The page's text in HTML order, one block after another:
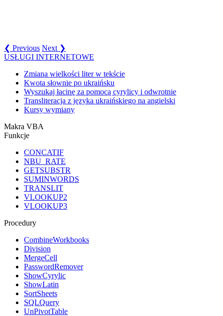
❮ Previous Next ❯
USŁUGI INTERNETOWE
Zmiana wielkości liter w tekście
Kwota słownie po ukraińsku
Wyszukaj łacinę za pomocą cyrylicy i odwrotnie
Transliteracja z języka ukraińskiego na angielski
Kursy wymiany
Makra VBA
Funkcje
CONCATIF
NBU_RATE
GETSUBSTR
SUMINWORDS
TRANSLIT
VLOOKUP2
VLOOKUP3
Procedury
CombineWorkbooks
Division
MergeCell
PasswordRemover
ShowCyrylic
ShowLatin
SortSheets
SQLQuery
UnPivotTable